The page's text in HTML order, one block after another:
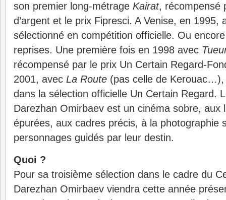
son premier long-métrage Kairat, récompensé
d’argent et le prix Fipresci. A Venise, en 1995,
sélectionné en compétition officielle. Ou
reprises. Une première fois en 1998 avec
récompensé par le prix Un Certain Regard-
2001, avec La Route (pas celle de
dans la sélection officielle Un Certain Regard.
Darezhan Omirbaev est un cinéma sobre, aux
épurées, aux cadres précis, à la photographie
personnages guidés par leur destin.
Quoi ?
Pour sa troisième sélection dans le cadre du
Darezhan Omirbaev viendra cette année